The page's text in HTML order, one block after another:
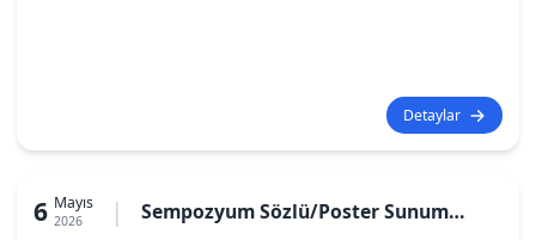
Detaylar
6 Mayıs
2026 |
Sempozyum Sözlü/Poster Sunum